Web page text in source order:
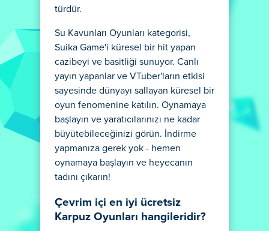
türdür.
Su Kavunları Oyunları kategorisi,
Suika Game'i küresel bir hit yapan
cazibeyi ve basitliği sunuyor. Canlı
yayın yapanlar ve VTuber'ların etkisi
sayesinde dünyayı sallayan küresel bir
oyun fenomenine katılın. Oynamaya
başlayın ve yaratıcılarınızı ne kadar
büyütebileceğinizi görün. İndirme
yapmanıza gerek yok - hemen
oynamaya başlayın ve heyecanın
tadını çıkarın!
Çevrim içi en iyi ücretsiz
Karpuz Oyunları hangileridir?